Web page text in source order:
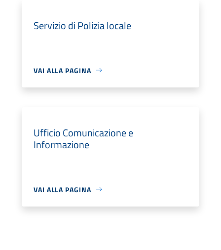
Servizio di Polizia locale
VAI ALLA PAGINA
Ufficio Comunicazione e
Informazione
VAI ALLA PAGINA